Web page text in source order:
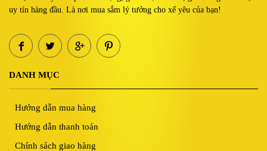
uy tín hàng đầu. Là nơi mua sắm lý tưởng cho xế yêu của bạn!
DANH MỤC
Hướng dẫn mua hàng
Hướng dẫn thanh toán
Chính sách giao hàng